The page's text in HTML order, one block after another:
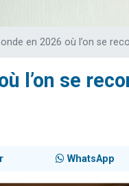
en 2026 où l’on se
l’on se
WhatsApp